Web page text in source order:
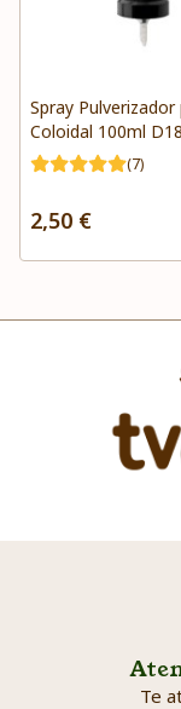
Spray
Coloidal 100ml D18
(7)
2,50 €
Te